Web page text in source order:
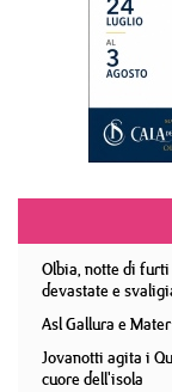
Olbia, notte di
devastate e
Asl Gallura e
Jovanotti agita i
cuore dell'isola